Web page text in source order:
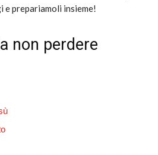
prepariamoli insieme!
non perdere